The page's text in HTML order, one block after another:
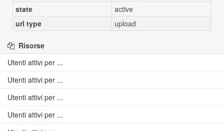
state
active
url type
upload
Risorse
Utenti attivi per ...
Utenti attivi per ...
Utenti attivi per ...
Utenti attivi per ...